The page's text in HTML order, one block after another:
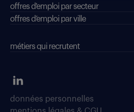
offres d'emploi par secteur
offres d’emploi par ville
métiers qui recrutent
données personnelles